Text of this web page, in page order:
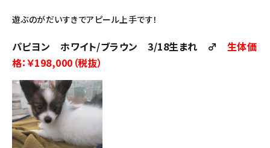
遊ぶのがだいすきでアピール上手です！
パピヨン ホワイト/ブラウン 3/18生まれ ♂生体価
格：￥198,000（税抜）